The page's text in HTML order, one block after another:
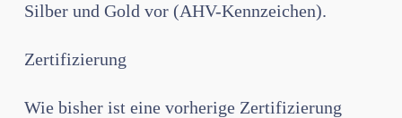
Silber und Gold vor (AHV-Kennzeichen).
Zertifizierung
Wie bisher ist eine vorherige Zertifizierung